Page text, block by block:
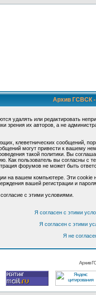
Архив ГСВСК -
удалять или редактировать
зрения их авторов, а не
клеветнических сообщений,
могут привести к вашему
такой политики. Вы
Как пользователь вы согласны с
форумов не может быть
на вашем компьютере. Эти cookie
вашей регистрации и
с этими условиями.
Я согласен с этими
Я согласен с этими
Я не
Архив